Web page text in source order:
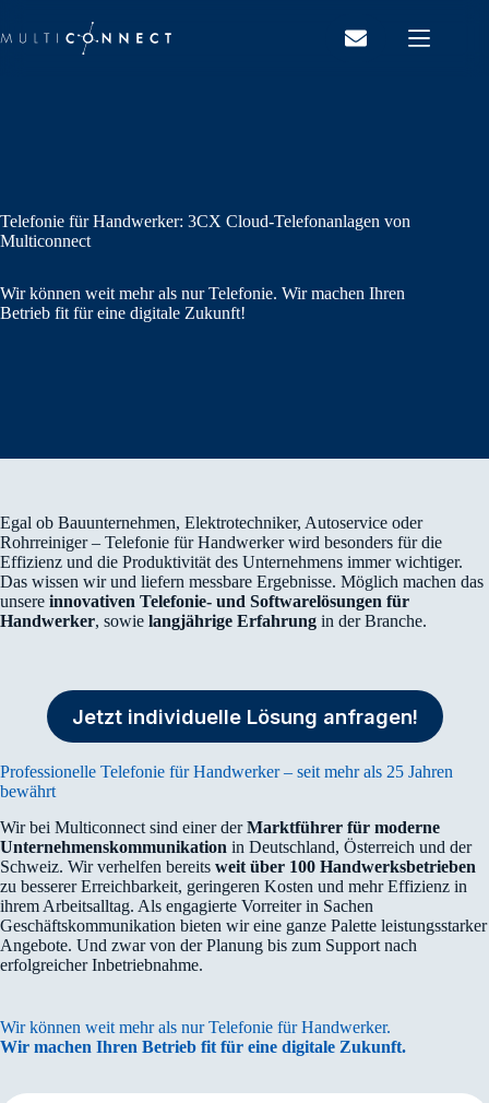
springen
Telefonie für Handwerker: 3CX Cloud-Telefonanlagen von
Multiconnect
Wir können weit mehr als nur Telefonie. Wir machen Ihren
Betrieb fit für eine digitale Zukunft!
Egal ob Bauunternehmen, Elektrotechniker, Autoservice oder
Rohrreiniger – Telefonie für Handwerker wird besonders für die
Effizienz und die Produktivität des Unternehmens immer wichtiger.
Das wissen wir und liefern messbare Ergebnisse. Möglich machen das
unsere innovativen Telefonie- und Softwarelösungen für
Handwerker, sowie langjährige Erfahrung in der Branche.
Jetzt individuelle Lösung anfragen!
Professionelle Telefonie für Handwerker – seit mehr als 25 Jahren
bewährt
Wir bei Multiconnect sind einer derMarktführer für moderne
Unternehmenskommunikation in Deutschland, Österreich und der
Schweiz. Wir verhelfen bereits weit über 100 Handwerksbetrieben
zu besserer Erreichbarkeit, geringeren Kosten und mehr Effizienz in
ihrem Arbeitsalltag. Als engagierte Vorreiter in Sachen
Geschäftskommunikation bieten wir eine ganze Palette leistungsstarker
Angebote. Und zwar von der Planung bis zum Support nach
erfolgreicher Inbetriebnahme.
Wir können weit mehr als nur Telefonie für Handwerker.
Wir machen Ihren Betrieb fit für eine digitale Zukunft.